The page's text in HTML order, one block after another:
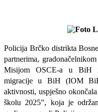
Policija Brčko distrikta
partnerima,
Misijom OSCE-a u BiH i
migracije u BiH (IOM
aktivnosti, uspješno
školu 2025”, koja je